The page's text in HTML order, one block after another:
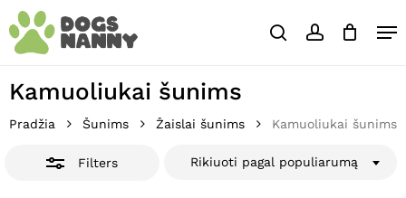
Skip
to
main
searchaccount
Krepšelis
Cart
Kamuoliukai šunims
Pradžia Šunims Žaislai šunims Kamuoliukai šunims
Filters Rikiuoti pagal populiarumą
Close